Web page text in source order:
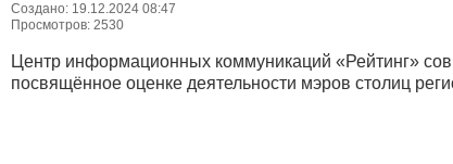
Создано: 19.12.2024 08:47
Просмотров: 2530
Центр информационных коммуникаций «Рейтинг»
посвящённое оценке деятельности мэров столиц